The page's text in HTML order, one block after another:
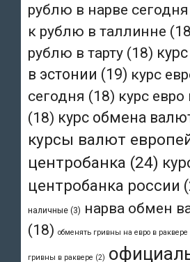
рублю в нарве сегодня
к рублю в таллинне
рублю в тарту (18)
в эстонии (19) курс
сегодня (18) курс
(18) курс обмена
курсы валют
центробанка (24)
центробанка россии
наличные (3) нарва обмен
(18) обменять гривны на евро в раквере
гривны в раквере (2)